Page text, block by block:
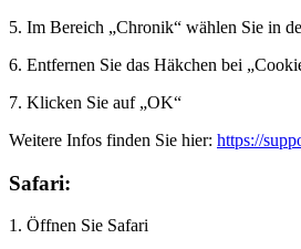
5. Im Bereich „Chronik“ wählen Sie in
6. Entfernen Sie das Häkchen bei
7. Klicken Sie auf „OK“
Weitere Infos finden Sie hier: https://
Safari:
1. Öffnen Sie Safari